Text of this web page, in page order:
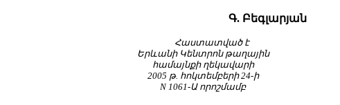
Գ. Բեգլարյան
Հաստատված է
Երևանի Կենտրոն թաղային
համայնքի ղեկավարի
2005 թ. հոկտեմբերի 24-ի
N 1061-Ա որոշմամբ